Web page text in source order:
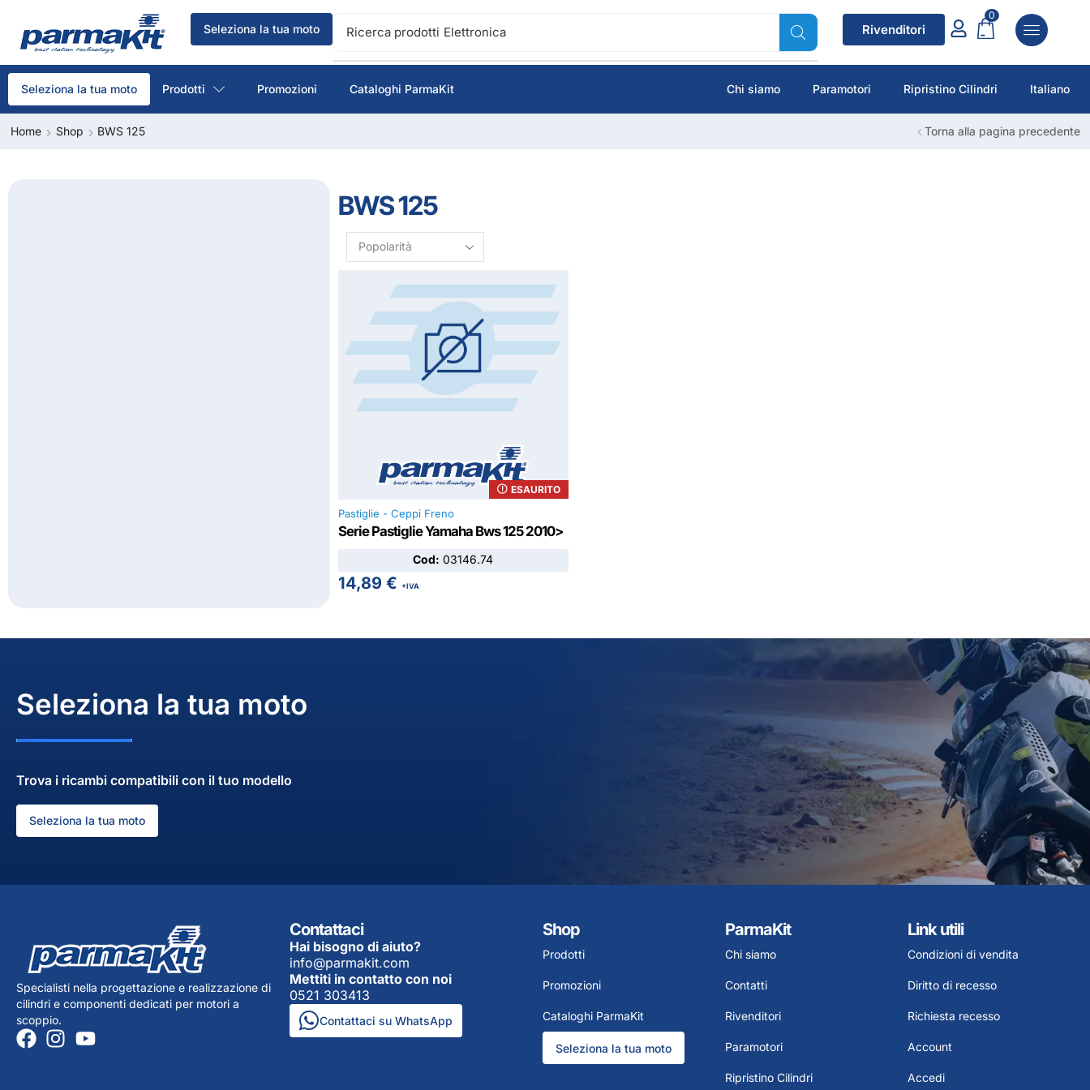
Seleziona la tua moto Ricerca prodotti Elettronica Rivenditori
0
Seleziona la tua moto Prodotti Promozioni Cataloghi ParmaKit Chi siamo Paramotori Ripristino Cilindri Italiano
Home Shop BWS 125 Torna alla pagina precedente
BWS 125
Pastiglie - Ceppi Freno
Serie Pastiglie Yamaha Bws 125 2010>
Cod: 03146.74
14,89€ +IVA
ESAURITO
Seleziona la tua moto
Trova i ricambi compatibili con il tuo modello
Seleziona la tua moto
Specialisti nella progettazione e realizzazione di
cilindri e componenti dedicati per motori a
scoppio.
Contattaci
Hai bisogno di aiuto?
info@parmakit.com
Mettiti in contatto con noi
0521 303413
Contattaci su WhatsApp
Shop
Prodotti
Promozioni
Cataloghi ParmaKit
Seleziona la tua moto
ParmaKit
Chi siamo
Contatti
Rivenditori
Paramotori
Ripristino Cilindri
Link utili
Condizioni di vendita
Diritto di recesso
Richiesta recesso
Account
Accedi